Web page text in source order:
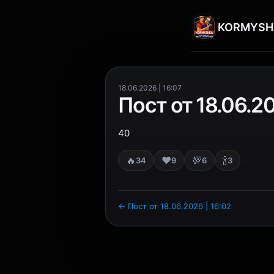
18.06.2026 | 16:07
Пост от
40
🔥 34 ❤️9 💯6 🍾3
← Пост от 18.06.2026 | 16:02